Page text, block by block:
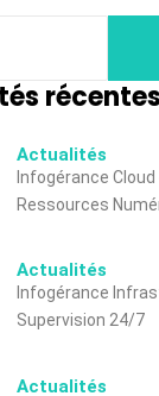
récentes
Actualités
Infogérance
Ressources
Actualités
Infogérance
Supervision 24/7
Actualités